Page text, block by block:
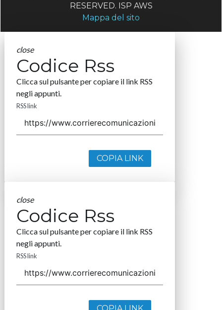
RESERVED. ISP AWS
Mappa del sito
close
Codice Rss
Clicca sul pulsante per copiare il link RSS
negli appunti.
RSS link
COPIA LINK
close
Codice Rss
Clicca sul pulsante per copiare il link RSS
negli appunti.
RSS link